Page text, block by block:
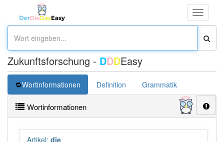
Toggle
Zukunftsforschung - DDDEasy
Wortinformationen Definition Grammatik
Wortinformationen
Artikel: die